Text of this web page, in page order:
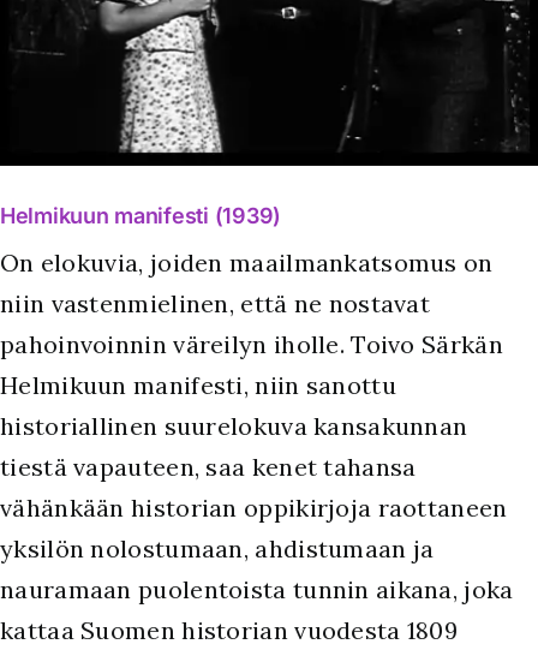
Helmikuun manifesti (1939)
On elokuvia, joiden maailmankatsomus on
niin vastenmielinen, että ne nostavat
pahoinvoinnin väreilyn iholle. Toivo Särkän
Helmikuun manifesti, niin sanottu
historiallinen suurelokuva kansakunnan
tiestä vapauteen, saa kenet tahansa
vähänkään historian oppikirjoja raottaneen
yksilön nolostumaan, ahdistumaan ja
nauramaan puolentoista tunnin aikana, joka
kattaa Suomen historian vuodesta 1809